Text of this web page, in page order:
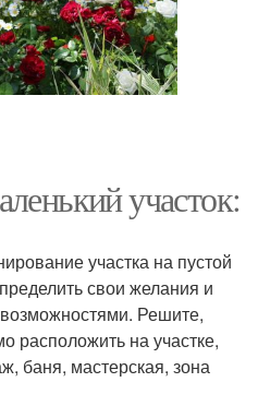
участок:
участка на пустой
свои желания и
Решите,
расположить на участке,
баня, мастерская, зона